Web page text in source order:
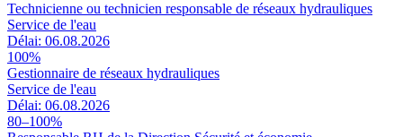
Technicienne ou technicien responsable de réseaux hydrauliques
Service de l'eau
Délai: 06.08.2026
100%
Gestionnaire de réseaux hydrauliques
Service de l'eau
Délai: 06.08.2026
80–100%